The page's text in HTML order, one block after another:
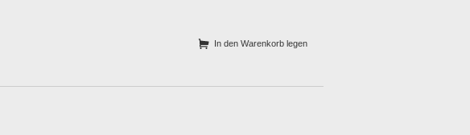
In den Warenkorb legen